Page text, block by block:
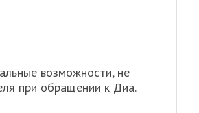
возможности, не
при обращении к Диа.